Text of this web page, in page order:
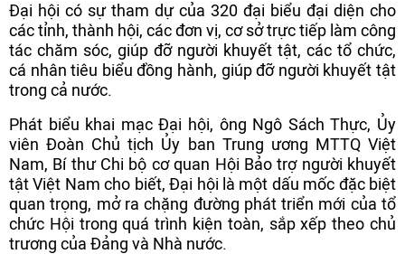
Đại hội có sự tham dự của 320 đại biểu đại diện cho
các tỉnh, thành hội, các đơn vị, cơ sở trực tiếp làm công
tác chăm sóc, giúp đỡ người khuyết tật, các tổ chức,
cá nhân tiêu biểu đồng hành, giúp đỡ người khuyết tật
trong cả nước.
Phát biểu khai mạc Đại hội, ông Ngô Sách Thực, Ủy
viên Đoàn Chủ tịch Ủy ban Trung ương MTTQ Việt
Nam, Bí thư Chi bộ cơ quan Hội Bảo trợ người khuyết
tật Việt Nam cho biết, Đại hội là một dấu mốc đặc biệt
quan trọng, mở ra chặng đường phát triển mới của tổ
chức Hội trong quá trình kiện toàn, sắp xếp theo chủ
trương của Đảng và Nhà nước.